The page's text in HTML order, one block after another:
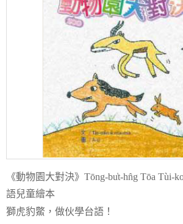
《動物園大對決》Tōng-bu̍t-hn̂g Tōa Tùi-
語兒童繪本
獅虎豹鱉，做伙學台語！